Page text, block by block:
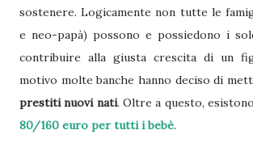
sostenere. Logicamente non tutte le
e neo-papà) possono e possiedono i
contribuire alla giusta crescita di un
motivo molte banche hanno deciso di
prestiti nuovi nati. Oltre a questo,
80/160 euro per tutti i bebè.